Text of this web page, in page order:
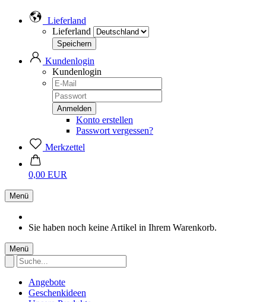
Lieferland
Lieferland
Kundenlogin
Kundenlogin
Konto erstellen
Passwort vergessen?
Merkzettel
0,00 EUR
Menü
Sie haben noch keine Artikel in Ihrem Warenkorb.
Menü
Angebote
Geschenkideen